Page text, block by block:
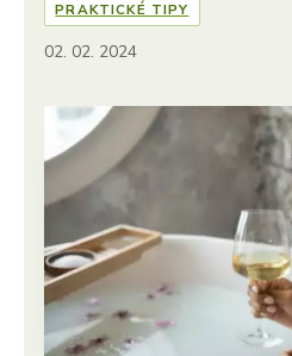
PRAKTICKÉ TIPY
02. 02. 2024